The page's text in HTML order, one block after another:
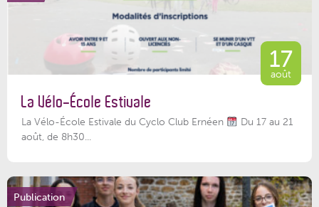
17
août
La Vélo-École Estivale
La Vélo-École Estivale du Cyclo Club Ernéen
Du 17 au 21
août, de 8h30...
Publication